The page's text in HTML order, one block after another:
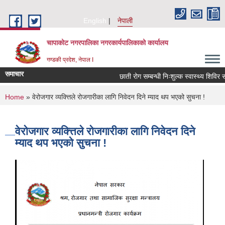
English
नेपाली
चापाकोट नगरपालिका नगरकार्यपालिकाको कार्यालय
गण्डकी प्रदेश, नेपाल I
समाचार छाती रोग सम्बन्धी निःशुल्क स्वास्थ्य शिविर
You are here
Home » वेरोजगार व्यक्त्तिले रोजगारीका लागि निवेदन दिने म्याद थप भएको सुचना !
वेरोजगार व्यक्त्तिले रोजगारीका लागि निवेदन दिने
म्याद थप भएको सुचना !